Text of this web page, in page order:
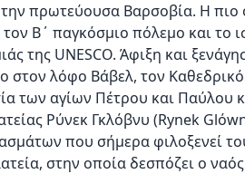
πρωτεύουσα Βαρσοβία. Η
τον Β΄ παγκόσμιο πόλεμο και το
της UNESCO. Άφιξη και
στον λόφο Βάβελ, τον
των αγίων Πέτρου και Παύλου
Ρύνεκ Γκλόβνυ (Rynek
που σήμερα φιλοξενεί
στην οποία δεσπόζει ο